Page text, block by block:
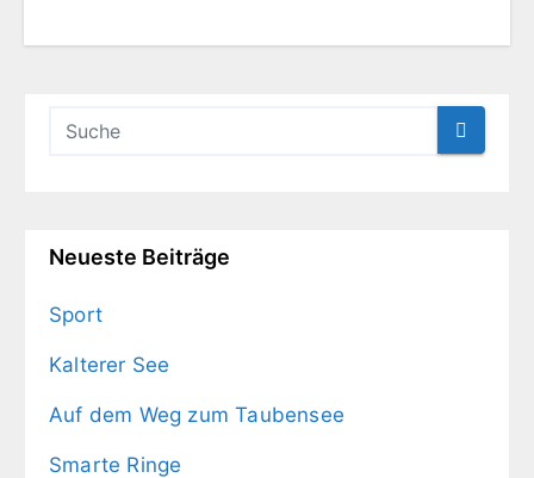
Neueste Beiträge
Sport
Kalterer See
Auf dem Weg zum Taubensee
Smarte Ringe